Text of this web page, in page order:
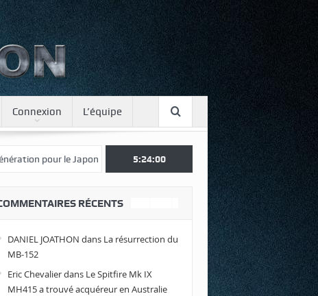
Connexion L’équipe
Une journée spotter à Luxeuil Envolez-vous avec Air Legend
5:24:02
RÉCENTS
DANIEL JOATHON dans La résurrection du
MB-152
Eric Chevalierdans Le Spitfire Mk IX
MH415 a trouvé acquéreur en Australie